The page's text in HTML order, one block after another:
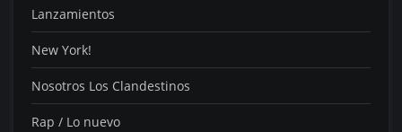
Lanzamientos
New York!
Nosotros Los Clandestinos
Rap / Lo nuevo